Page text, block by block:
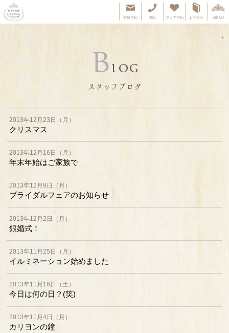
来館予約 TEL フェア予約 お問合せ MENU
B LOG
スタッフブログ
2013年12月23日（月）
クリスマス
2013年12月16日（月）
年末年始はご家族で
2013年12月9日（月）
ブライダルフェアのお知らせ
2013年12月2日（月）
銀婚式！
2013年11月25日（月）
イルミネーション始めました
2013年11月16日（土）
今日は何の日？(笑)
2013年11月4日（月）
カリヨンの鐘